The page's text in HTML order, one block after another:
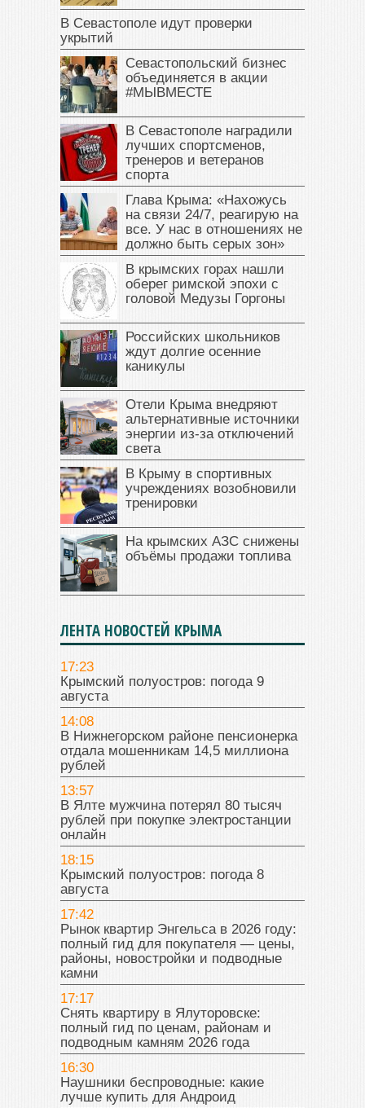
В Севастополе идут проверки
укрытий
Севастопольский бизнес
объединяется в акции
#МЫВМЕСТЕ
В Севастополе наградили
лучших спортсменов,
тренеров и ветеранов
спорта
Глава Крыма: «Нахожусь
на связи 24/7, реагирую на
все. У нас в отношениях не
должно быть серых зон»
В крымских горах нашли
оберег римской эпохи с
головой Медузы Горгоны
Российских школьников
ждут долгие осенние
каникулы
Отели Крыма внедряют
альтернативные источники
энергии из-за отключений
света
В Крыму в спортивных
учреждениях возобновили
тренировки
На крымских АЗС снижены
объёмы продажи топлива
ЛЕНТА НОВОСТЕЙ КРЫМА
17:23
Крымский полуостров: погода 9
августа
14:08
В Нижнегорском районе пенсионерка
отдала мошенникам 14,5 миллиона
рублей
13:57
В Ялте мужчина потерял 80 тысяч
рублей при покупке электростанции
онлайн
18:15
Крымский полуостров: погода 8
августа
17:42
Рынок квартир Энгельса в 2026 году:
полный гид для покупателя — цены,
районы, новостройки и подводные
камни
17:17
Снять квартиру в Ялуторовске:
полный гид по ценам, районам и
подводным камням 2026 года
16:30
Наушники беспроводные: какие
лучше купить для Андроид